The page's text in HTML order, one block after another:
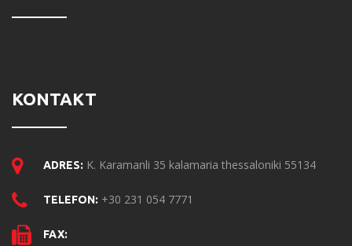
KONTAKT
ADRES: K. Karamanli 35 kalamaria thessaloniki 55134
TELEFON: +30 231 054 7771
FAX: